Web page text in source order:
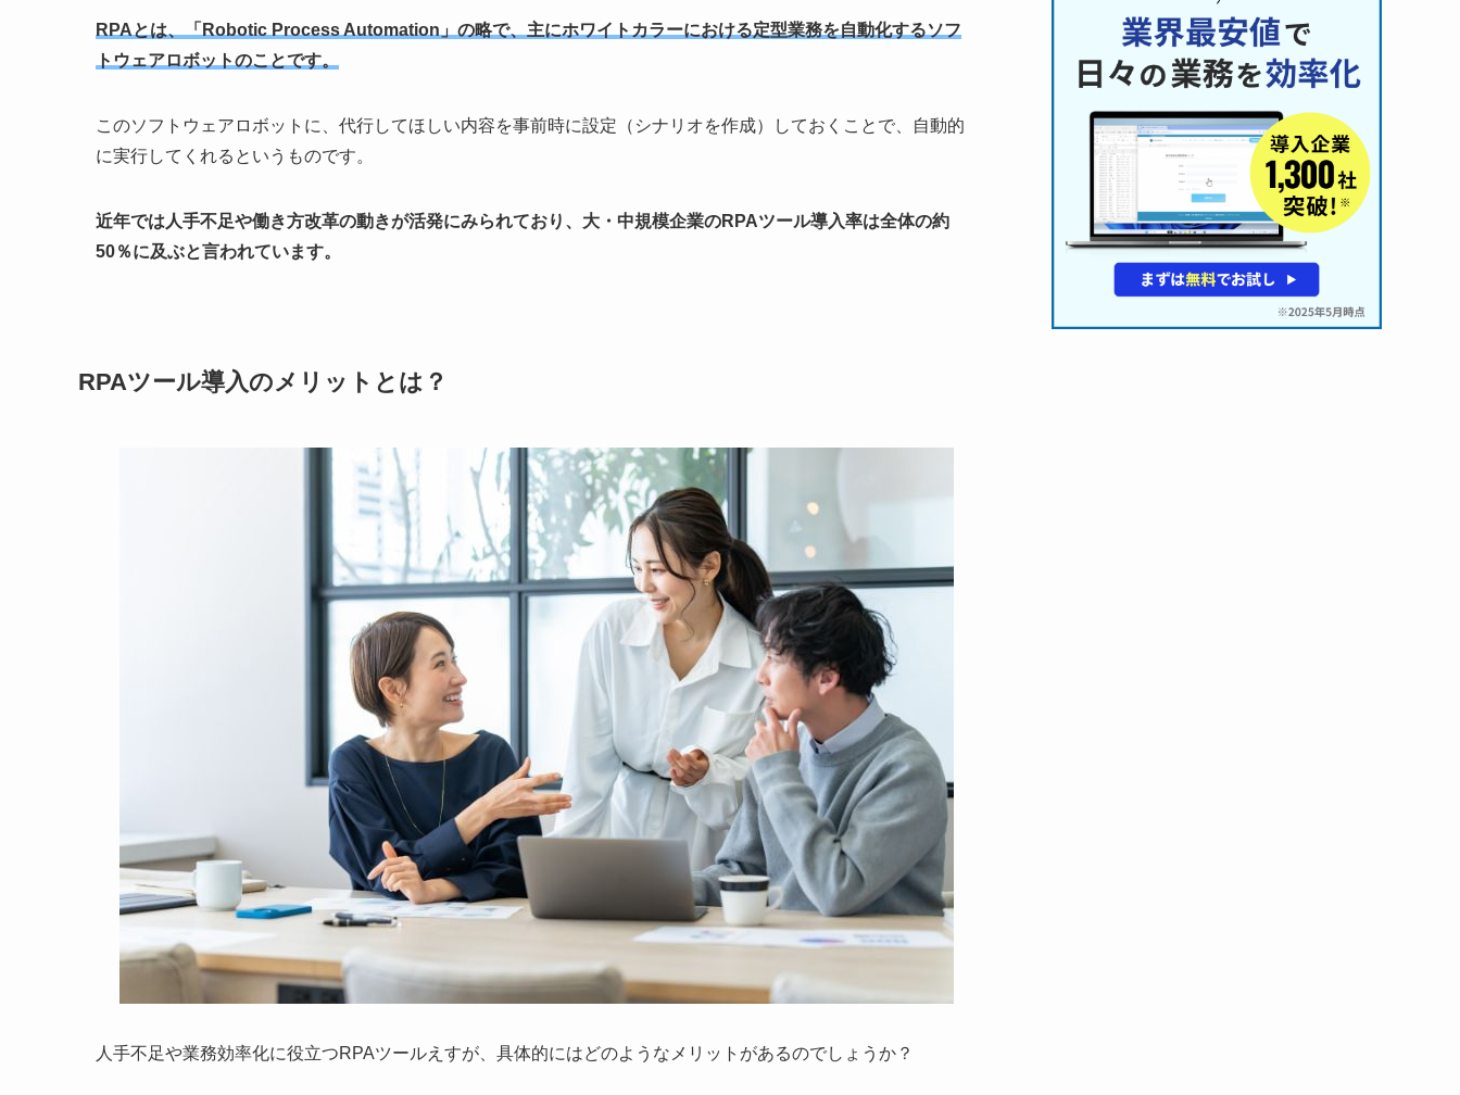
RPAとは、「Robotic Process Automation」の略で、主にホワイトカラーにおける定型業務を自動化するソフ
トウェアロボットのことです。
このソフトウェアロボットに、代行してほしい内容を事前時に設定（シナリオを作成）しておくことで、自動的
に実行してくれるというものです。
近年では人手不足や働き方改革の動きが活発にみられており、大・中規模企業のRPAツール導入率は全体の約
50％に及ぶと言われています。
RPAツール導入のメリットとは？
人手不足や業務効率化に役立つRPAツールえすが、具体的にはどのようなメリットがあるのでしょうか？